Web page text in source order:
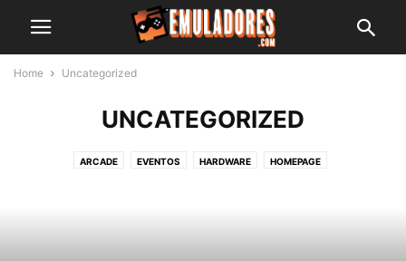
Home Uncategorized
UNCATEGORIZED
ARCADE EVENTOS HARDWARE HOMEPAGE